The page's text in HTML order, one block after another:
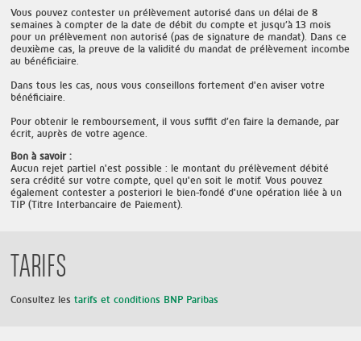
Vous pouvez contester un prélèvement autorisé dans un délai de 8
semaines à compter de la date de débit du compte et jusqu’à 13 mois
pour un prélèvement non autorisé (pas de signature de mandat). Dans ce
deuxième cas, la preuve de la validité du mandat de prélèvement incombe
au bénéficiaire.
Dans tous les cas, nous vous conseillons fortement d'en aviser votre
bénéficiaire.
Pour obtenir le remboursement, il vous suffit d’en faire la demande, par
écrit, auprès de votre agence.
Bon à savoir :
Aucun rejet partiel n'est possible : le montant du prélèvement débité
sera crédité sur votre compte, quel qu'en soit le motif. Vous pouvez
également contester a posteriori le bien-fondé d'une opération liée à un
TIP (Titre Interbancaire de Paiement).
TARIFS
Consultez les tarifs et conditions BNP Paribas